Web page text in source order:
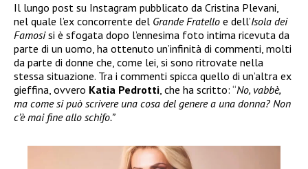
Il lungo post su Instagram pubblicato da Cristina Plevani,
nel quale l’ex concorrente del Grande Fratello e dell’Isola dei
Famosisi è sfogata dopo l’ennesima foto intima ricevuta da
parte di un uomo, ha ottenuto un’infinità di commenti, molti
da parte di donne che, come lei, si sono ritrovate nella
stessa situazione. Tra i commenti spicca quello di un’altra ex
gieffina, ovvero Katia Pedrotti, che ha scritto: “No, vabbè,
ma come si può scrivere una cosa del genere a una donna? Non
c’è mai fine allo schifo.”